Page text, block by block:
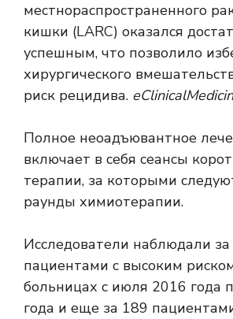
местнораспространенного
кишки (LARC) оказался
успешным, что позволило
хирургического
риск рецидива.
Полное неоадъювантное
включает в себя сеансы
терапии, за которыми
раунды химиотерапии.
Исследователи наблюдали
пациентами с высоким
больницах с июля 2016 года
года и еще за 189